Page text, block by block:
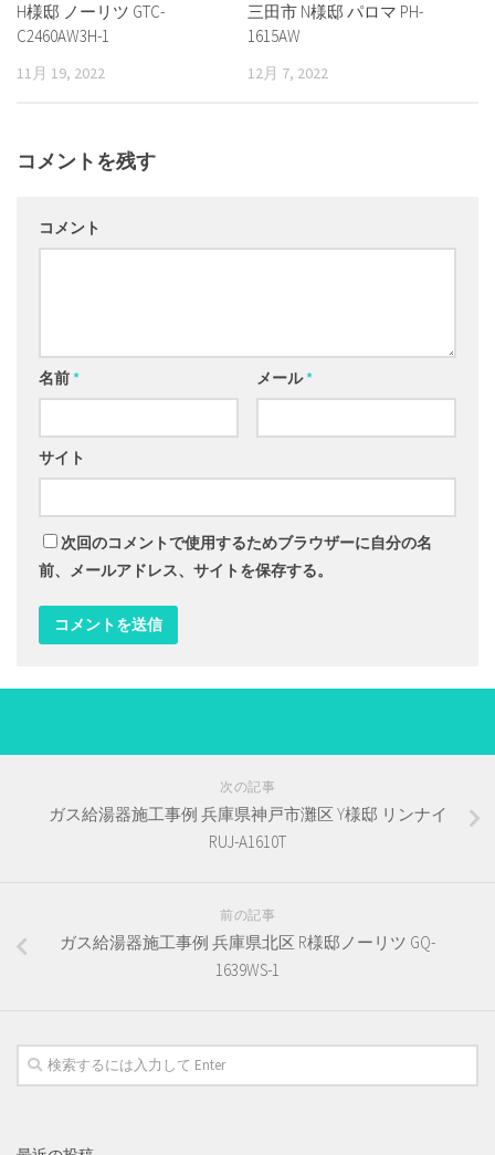
H様邸 ノーリツ GTC-
C2460AW3H-1
11月 19, 2022
三田市 N様邸 パロマ PH-
1615AW
12月 7, 2022
コメントを残す
コメント
名前* メール*
サイト
次回のコメントで使用するためブラウザーに自分の名
前、メールアドレス、サイトを保存する。
次の記事
ガス給湯器施工事例 兵庫県神戸市灘区 Y様邸 リンナイ
RUJ-A1610T
前の記事
ガス給湯器施工事例 兵庫県北区 R様邸ノーリツ GQ-
1639WS-1